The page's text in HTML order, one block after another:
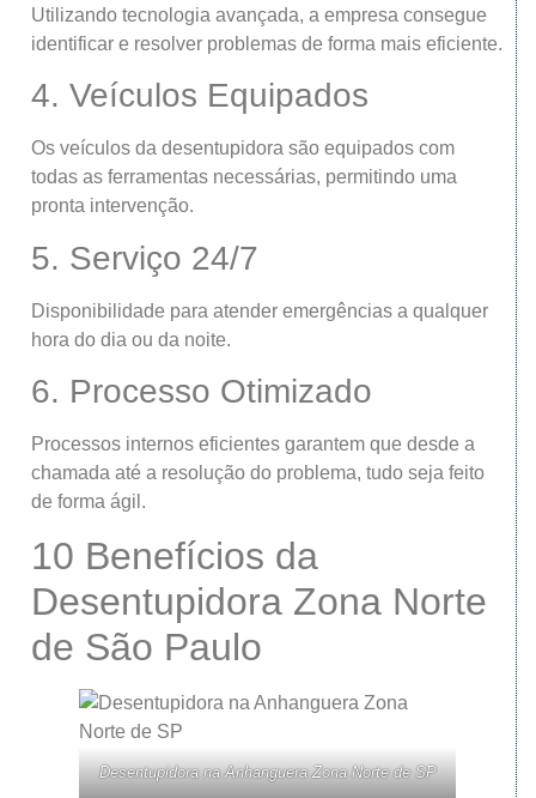
Utilizando tecnologia avançada, a empresa consegue
identificar e resolver problemas de forma mais eficiente.
4. Veículos Equipados
Os veículos da desentupidora são equipados com
todas as ferramentas necessárias, permitindo uma
pronta intervenção.
5. Serviço 24/7
Disponibilidade para atender emergências a qualquer
hora do dia ou da noite.
6. Processo Otimizado
Processos internos eficientes garantem que desde a
chamada até a resolução do problema, tudo seja feito
de forma ágil.
10 Benefícios da
Desentupidora Zona Norte
de São Paulo
Desentupidora na Anhanguera Zona Norte de SP